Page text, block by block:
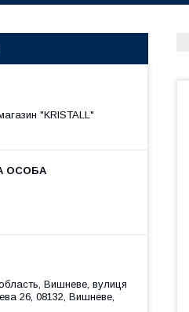
"KRISTALL"
Вишневе, вулиця
26, 08132, Вишневе,